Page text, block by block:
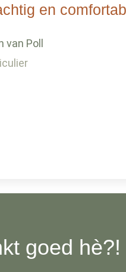
en
van Poll
goed hè?!